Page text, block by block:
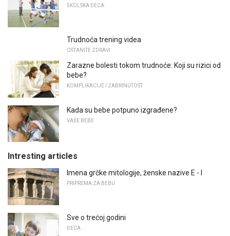
ŠKOLSKA DECA
Trudnoća trening videa
OSTANITE ZDRAVI
Zarazne bolesti tokom trudnoće: Koji su rizici od
bebe?
KOMPLIKACIJE I ZABRINUTOST
Kada su bebe potpuno izgrađene?
VAŠE BEBE
Intresting articles
Imena grčke mitologije, ženske nazive E - I
PRIPREMA ZA BEBU
Sve o trećoj godini
DECA